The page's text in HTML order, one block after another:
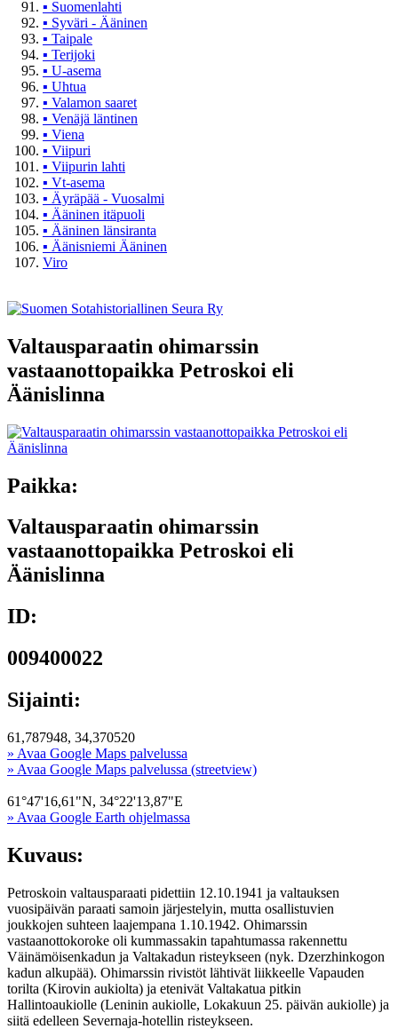
▪ Suomenlahti
▪ Syväri - Ääninen
▪ Taipale
▪ Terijoki
▪ U-asema
▪ Uhtua
▪ Valamon saaret
▪ Venäjä läntinen
▪ Viena
▪ Viipuri
▪ Viipurin lahti
▪ Vt-asema
▪ Äyräpää - Vuosalmi
▪ Ääninen itäpuoli
▪ Ääninen länsiranta
▪ Äänisniemi Ääninen
Viro
Valtausparaatin ohimarssin
vastaanottopaikka Petroskoi eli
Äänislinna
Paikka:
Valtausparaatin ohimarssin
vastaanottopaikka Petroskoi eli
Äänislinna
ID:
009400022
Sijainti:
61,787948, 34,370520
» Avaa Google Maps palvelussa
» Avaa Google Maps palvelussa (streetview)
61°47'16,61"N, 34°22'13,87"E
» Avaa Google Earth ohjelmassa
Kuvaus:
Petroskoin valtausparaati pidettiin 12.10.1941 ja valtauksen
vuosipäivän paraati samoin järjestelyin, mutta osallistuvien
joukkojen suhteen laajempana 1.10.1942. Ohimarssin
vastaanottokoroke oli kummassakin tapahtumassa rakennettu
Väinämöisenkadun ja Valtakadun risteykseen (nyk. Dzerzhinkogon
kadun alkupää). Ohimarssin rivistöt lähtivät liikkeelle Vapauden
torilta (Kirovin aukiolta) ja etenivät Valtakatua pitkin
Hallintoaukiolle (Leninin aukiolle, Lokakuun 25. päivän aukiolle) ja
siitä edelleen Severnaja-hotellin risteykseen.